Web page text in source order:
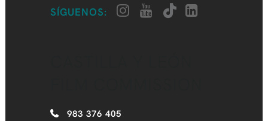
SÍGUENOS:
983 376 405